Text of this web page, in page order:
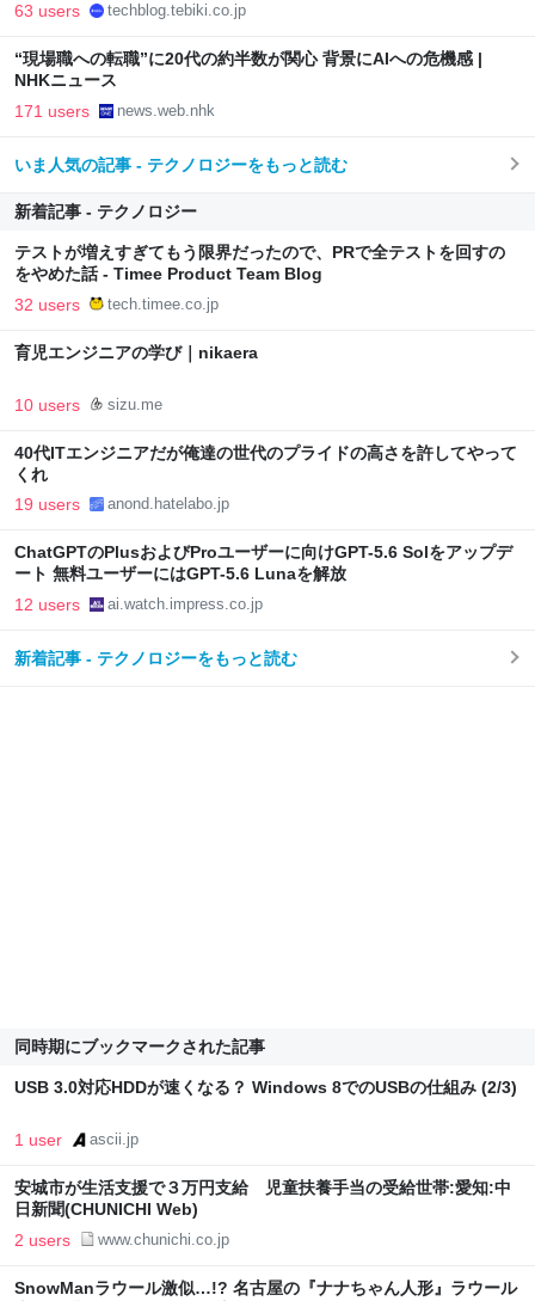
63 users techblog.tebiki.co.jp
“現場職への転職”に20代の約半数が関心 背景にAIへの危機感 |
NHKニュース
171 users news.web.nhk
いま人気の記事 - テクノロジーをもっと読む
新着記事 - テクノロジー
テストが増えすぎてもう限界だったので、PRで全テストを回すの
をやめた話 - Timee Product Team Blog
32 users tech.timee.co.jp
育児エンジニアの学び｜nikaera
10 users sizu.me
40代ITエンジニアだが俺達の世代のプライドの高さを許してやって
くれ
19 users anond.hatelabo.jp
ChatGPTのPlusおよびProユーザーに向けGPT-5.6 Solをアップデ
ート 無料ユーザーにはGPT-5.6 Lunaを解放
12 users ai.watch.impress.co.jp
新着記事 - テクノロジーをもっと読む
同時期にブックマークされた記事
USB 3.0対応HDDが速くなる？ Windows 8でのUSBの仕組み (2/3)
1 user ascii.jp
安城市が生活支援で３万円支給 児童扶養手当の受給世帯:愛知:中
日新聞(CHUNICHI Web)
2 users www.chunichi.co.jp
SnowManラウール激似…!? 名古屋の『ナナちゃん人形』ラウール